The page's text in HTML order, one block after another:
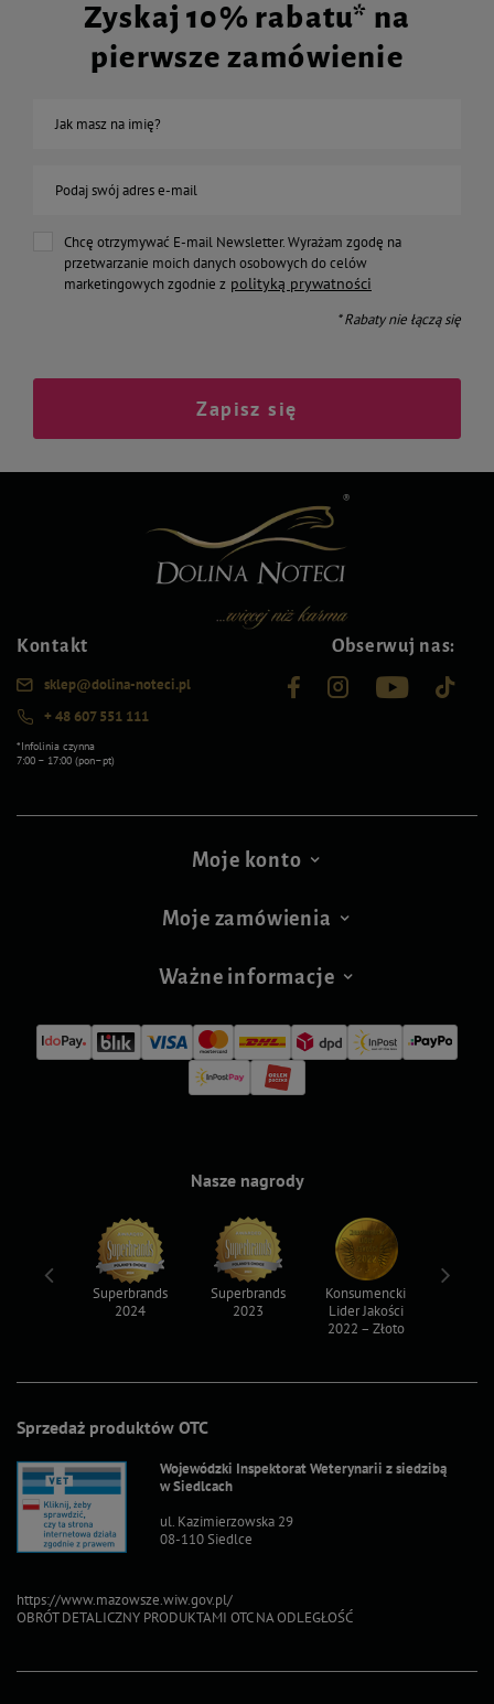
Zyskaj 10% rabatu* na
pierwsze zamówienie
Jak masz na imię?
Podaj swój adres e-mail
Chcę otrzymywać E-mail Newsletter. Wyrażam zgodę na
przetwarzanie moich danych osobowych do celów
marketingowych zgodnie z polityką prywatności
* Rabaty nie łączą się
Zapisz się
Kontakt
sklep@dolina-noteci.pl
+ 48 607 551 111
*Infolinia czynna
7:00 – 17:00 (pon–pt)
Obserwuj nas:
Moje konto
Moje zamówienia
Ważne informacje
Sprzedaż produktów OTC
Wojewódzki Inspektorat Weterynarii z siedzibą
w Siedlcach
ul. Kazimierzowska 29
08-110 Siedlce
https://www.mazowsze.wiw.gov.pl/
OBRÓT DETALICZNY PRODUKTAMI OTC NA ODLEGŁOŚĆ
Nasze nagrody
Superbrands
2024
Superbrands
2023
Konsumencki
Lider Jakości
2022 – Złoto